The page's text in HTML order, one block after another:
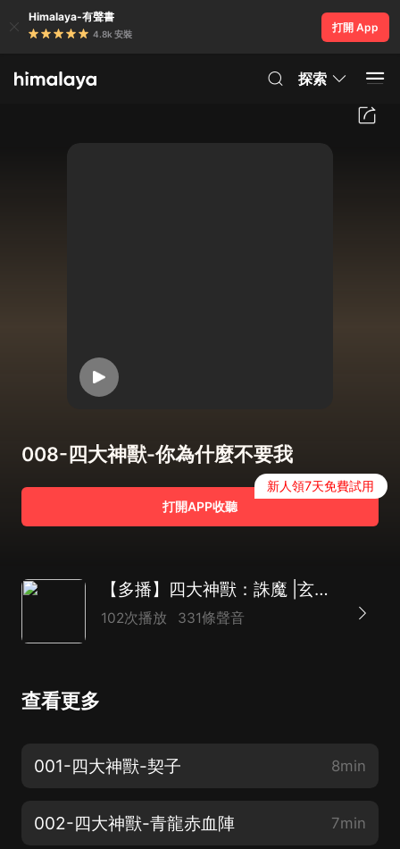
Himalaya-有聲書
4.8k 安裝
打開 App
探索
008-四大神獸-你為什麼不要我
打開APP收聽
新人領7天免費試用
【多播】四大神獸：誅魔 |玄幻穿越|神魔大戰
102次播放 331條聲音
查看更多
001-四大神獸-契子 8min
002-四大神獸-青龍赤血陣 7min